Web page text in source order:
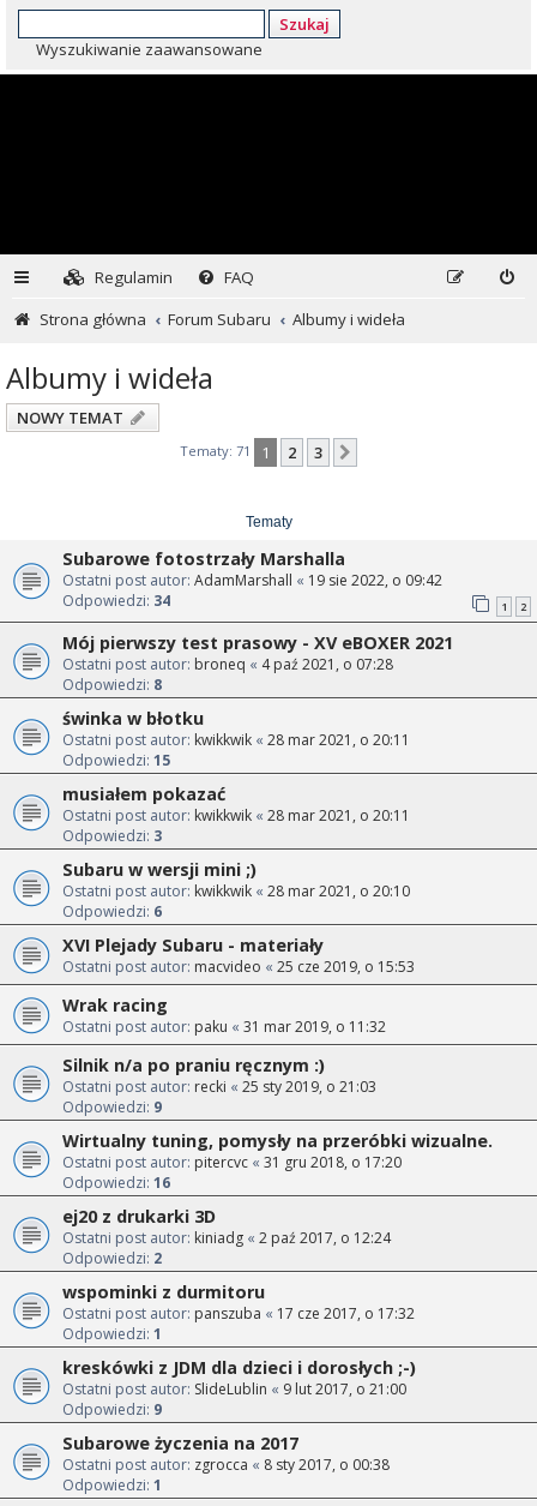
Szukaj
Wyszukiwanie zaawansowane
Regulamin
FAQ
Strona główna
Forum Subaru Albumy i wideła
Albumy i wideła
NOWY TEMAT
Tematy: 71 1 2 3
Tematy
Subarowe fotostrzały Marshalla
Ostatni post autor: AdamMarshall « 19 sie 2022, o 09:42
Odpowiedzi: 34 1 2
Mój pierwszy test prasowy - XV eBOXER 2021
Ostatni post autor: broneq « 4 paź 2021, o 07:28
Odpowiedzi: 8
świnka w błotku
Ostatni post autor: kwikkwik « 28 mar 2021, o 20:11
Odpowiedzi: 15
musiałem pokazać
Ostatni post autor: kwikkwik « 28 mar 2021, o 20:11
Odpowiedzi: 3
Subaru w wersji mini ;)
Ostatni post autor: kwikkwik « 28 mar 2021, o 20:10
Odpowiedzi: 6
XVI Plejady Subaru - materiały
Ostatni post autor: macvideo « 25 cze 2019, o 15:53
Wrak racing
Ostatni post autor: paku « 31 mar 2019, o 11:32
Silnik n/a po praniu ręcznym :)
Ostatni post autor: recki « 25 sty 2019, o 21:03
Odpowiedzi: 9
Wirtualny tuning, pomysły na przeróbki wizualne.
Ostatni post autor: pitercvc « 31 gru 2018, o 17:20
Odpowiedzi: 16
ej20 z drukarki 3D
Ostatni post autor: kiniadg « 2 paź 2017, o 12:24
Odpowiedzi: 2
wspominki z durmitoru
Ostatni post autor: panszuba « 17 cze 2017, o 17:32
Odpowiedzi: 1
kreskówki z JDM dla dzieci i dorosłych ;-)
Ostatni post autor: SlideLublin « 9 lut 2017, o 21:00
Odpowiedzi: 9
Subarowe życzenia na 2017
Ostatni post autor: zgrocca « 8 sty 2017, o 00:38
Odpowiedzi: 1